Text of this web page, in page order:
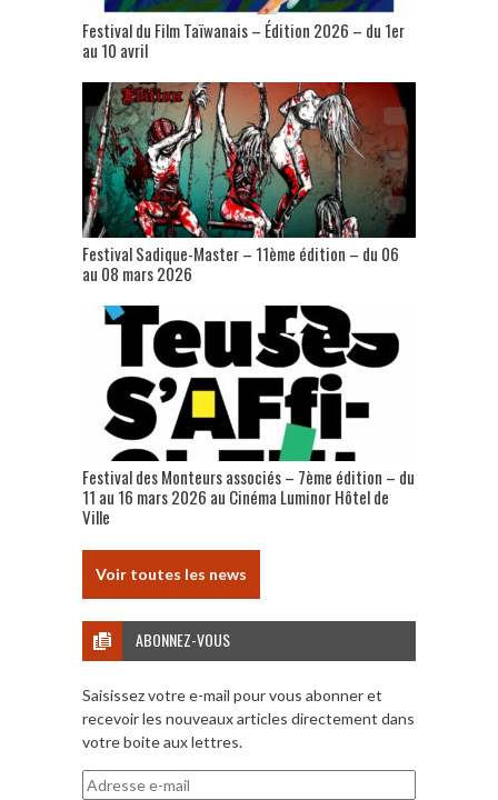
Festival du Film Taïwanais – Édition 2026 – du 1er
au 10 avril
Festival Sadique-Master – 11ème édition – du 06
au 08 mars 2026
Festival des Monteurs associés – 7ème édition – du
11 au 16 mars 2026 au Cinéma Luminor Hôtel de
Ville
Voir toutes les news
ABONNEZ-VOUS
Saisissez votre e-mail pour vous abonner et
recevoir les nouveaux articles directement dans
votre boite aux lettres.
Adresse